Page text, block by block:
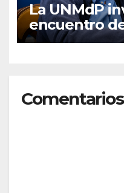
La UNMdP
encuentro
graduados/
Comentarios